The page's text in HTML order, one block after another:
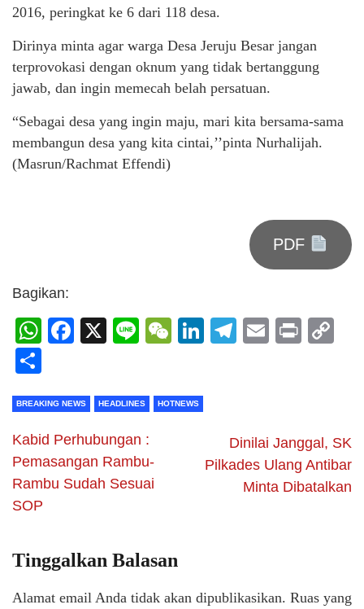
2016, peringkat ke 6 dari 118 desa.
Dirinya minta agar warga Desa Jeruju Besar jangan
terprovokasi dengan oknum yang tidak bertanggung
jawab, dan ingin memecah belah persatuan.
“Sebagai desa yang ingin maju, mari kita bersama-sama
membangun desa yang kita cintai,’’pinta Nurhalijah.
(Masrun/Rachmat Effendi)
PDF
Bagikan:
WhatsApp
Facebook
X LineWeChat
LinkedIn
Telegram
Email
Print
BREAKING NEWS HEADLINES HOTNEWS
Kabid Perhubungan :
Pemasangan Rambu-
Rambu Sudah Sesuai
SOP
Dinilai Janggal, SK
Pilkades Ulang Antibar
Minta Dibatalkan
Tinggalkan Balasan
Alamat email Anda tidak akan dipublikasikan. Ruas yang